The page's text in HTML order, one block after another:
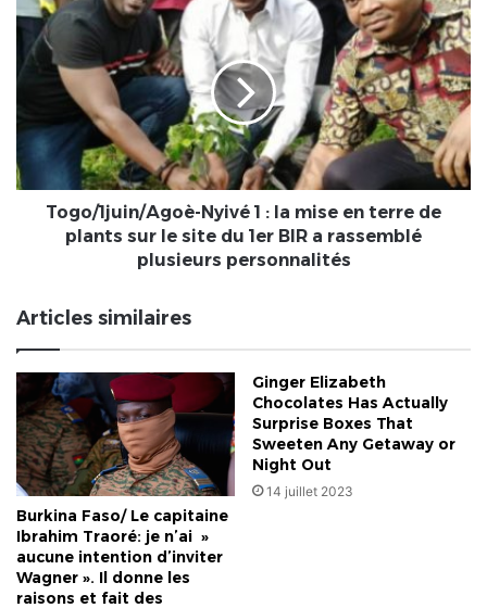
Togo/1juin/Agoè-
Nyivé
terre
de
plants
1er
BIR
a
rassemblé
plusieurs
personnalités
Togo/1juin/Agoè-Nyivé 1 : la mise en terre de
plants sur le site du 1er BIR a rassemblé
plusieurs personnalités
Articles similaires
Burkina Faso/ Le capitaine
Ibrahim Traoré: je n’ai »
aucune intention d’inviter
Wagner ». Il donne les
raisons et fait des
Ginger Elizabeth
Chocolates Has Actually
Surprise Boxes That
Sweeten Any Getaway or
Night Out
14 juillet 2023